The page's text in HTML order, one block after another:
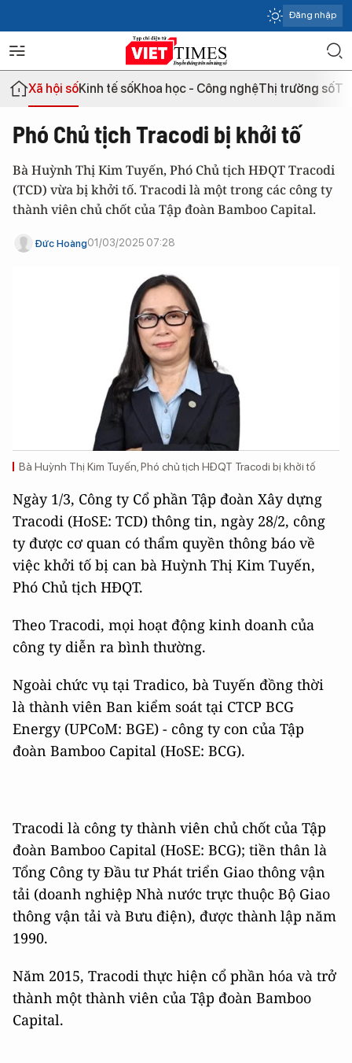
Đăng nhập
Xã hội sốKinh tế sốKhoa học - Công nghệThị trường số
Phó Chủ tịch Tracodi bị khởi tố
Bà Huỳnh Thị Kim Tuyến, Phó Chủ tịch HĐQT Tracodi
(TCD) vừa bị khởi tố. Tracodi là một trong các công ty
thành viên chủ chốt của Tập đoàn Bamboo Capital.
Đức Hoàng01/03/2025 07:28
Bà Huỳnh Thị Kim Tuyến, Phó chủ tịch HĐQT Tracodi bị khởi tố
Ngày 1/3, Công ty Cổ phần Tập đoàn Xây dựng
Tracodi (HoSE: TCD) thông tin, ngày 28/2, công
ty được cơ quan có thẩm quyền thông báo về
việc khởi tố bị can bà Huỳnh Thị Kim Tuyến,
Phó Chủ tịch HĐQT.
Theo Tracodi, mọi hoạt động kinh doanh của
công ty diễn ra bình thường.
Ngoài chức vụ tại Tradico, bà Tuyến đồng thời
là thành viên Ban kiểm soát tại CTCP BCG
Energy (UPCoM: BGE) - công ty con của Tập
đoàn Bamboo Capital (HoSE: BCG).
Tracodi là công ty thành viên chủ chốt của Tập
đoàn Bamboo Capital (HoSE: BCG); tiền thân là
Tổng Công ty Đầu tư Phát triển Giao thông vận
tải (doanh nghiệp Nhà nước trực thuộc Bộ Giao
thông vận tải và Bưu điện), được thành lập năm
1990.
Năm 2015, Tracodi thực hiện cổ phần hóa và trở
thành một thành viên của Tập đoàn Bamboo
Capital.